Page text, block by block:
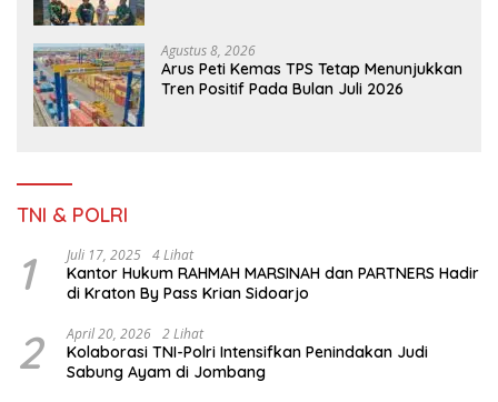
Agustus 8, 2026
Arus Peti Kemas TPS Tetap Menunjukkan
Tren Positif Pada Bulan Juli 2026
TNI & POLRI
1 Juli 17, 2025 4 Lihat
Kantor Hukum RAHMAH MARSINAH dan PARTNERS Hadir
di Kraton By Pass Krian Sidoarjo
2 April 20, 2026 2 Lihat
Kolaborasi TNI-Polri Intensifkan Penindakan Judi
Sabung Ayam di Jombang